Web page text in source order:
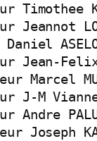
Timothee
Jeannot
Jean-Felix
Marcel
J-M
Andre
Joseph